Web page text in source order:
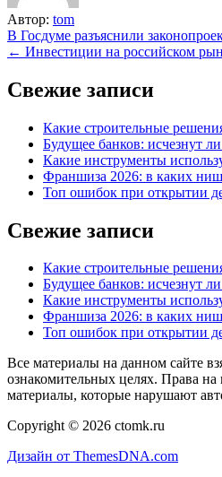
Автор: tom
Навигация
по
записям
В Госдуме разъяснили
← Инвестиции на российском
Свежие записи
Какие строительные
Будущее банков: исчезнут
Какие инструменты
Франшиза 2026: в каких
Топ ошибок при открытии
Свежие записи
Какие строительные
Будущее банков: исчезнут
Какие инструменты
Франшиза 2026: в каких
Топ ошибок при открытии
Все материалы на данном сайте
ознакомительных целях. Права
материалы, которые нарушают
Copyright © 2026 ctomk.ru
Дизайн от ThemesDNA.com